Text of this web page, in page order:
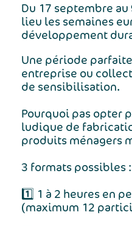
Du 17 septembre
lieu les semaines
développement
Une période
entreprise ou
de sensibilisation.
Pourquoi pas opter
ludique de
produits ménagers
3 formats possibles :
1️⃣ 1 à 2 heures en
(maximum 12